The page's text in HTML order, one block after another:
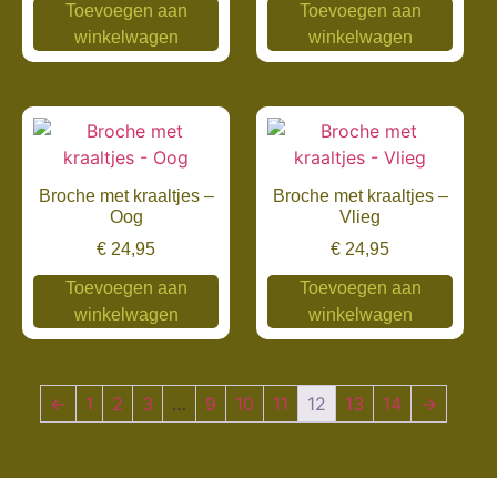
Toevoegen aan
winkelwagen
Toevoegen aan
winkelwagen
Broche met kraaltjes –
Oog
€ 24,95
Toevoegen aan
winkelwagen
Broche met kraaltjes –
Vlieg
€ 24,95
Toevoegen aan
winkelwagen
← 1 2 3 … 9 10 11 12 13 14 →